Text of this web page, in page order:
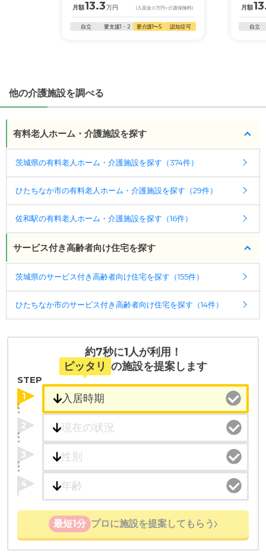
・こだわりの条件や医療体制から施設を探せる
幅広い選択肢の中から、条件にあった施設を選ぶ
ことができます。
月額13.3万円 (入居金0万円 +介護保険料)
自立 要支援1・2 要介護1〜5 認知症可
月額
自立
他の介護施設を調べる
有料老人ホーム・介護施設を探す
茨城県の有料老人ホーム・介護施設を探す（374件）
ひたちなか市の有料老人ホーム・介護施設を探す（29件）
佐和駅の有料老人ホーム・介護施設を探す（16件）
サービス付き高齢者向け住宅を探す
茨城県のサービス付き高齢者向け住宅を探す（155件）
ひたちなか市のサービス付き高齢者向け住宅を探す（14件）
約7秒に1人が利用！
ピッタリ の施設を提案します
STEP
1
2
3
4
最短1分 プロに施設を提案してもらう